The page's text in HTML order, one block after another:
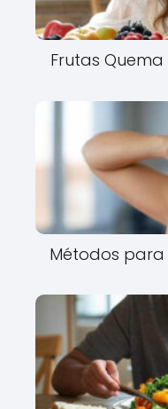
Frutas
Métodos para